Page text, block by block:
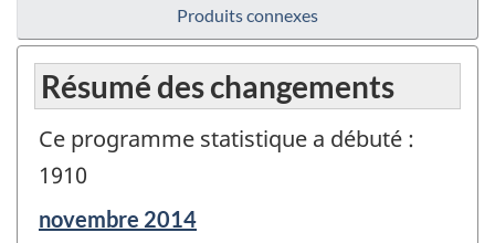
Produits connexes
Résumé des changements
Ce programme statistique a débuté :
1910
Période
novembre 2014